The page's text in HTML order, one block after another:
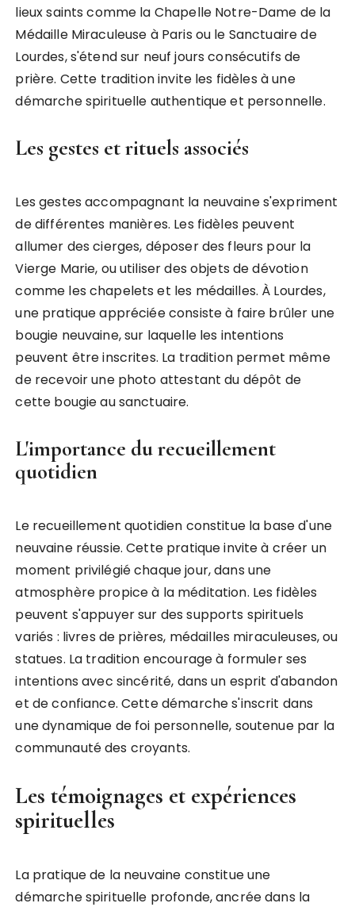
lieux saints comme la Chapelle Notre-Dame de la
Médaille Miraculeuse à Paris ou le Sanctuaire de
Lourdes, s'étend sur neuf jours consécutifs de
prière. Cette tradition invite les fidèles à une
démarche spirituelle authentique et personnelle.
Les gestes et rituels associés
Les gestes accompagnant la neuvaine s'expriment
de différentes manières. Les fidèles peuvent
allumer des cierges, déposer des fleurs pour la
Vierge Marie, ou utiliser des objets de dévotion
comme les chapelets et les médailles. À Lourdes,
une pratique appréciée consiste à faire brûler une
bougie neuvaine, sur laquelle les intentions
peuvent être inscrites. La tradition permet même
de recevoir une photo attestant du dépôt de
cette bougie au sanctuaire.
L'importance du recueillement
quotidien
Le recueillement quotidien constitue la base d'une
neuvaine réussie. Cette pratique invite à créer un
moment privilégié chaque jour, dans une
atmosphère propice à la méditation. Les fidèles
peuvent s'appuyer sur des supports spirituels
variés : livres de prières, médailles miraculeuses, ou
statues. La tradition encourage à formuler ses
intentions avec sincérité, dans un esprit d'abandon
et de confiance. Cette démarche s'inscrit dans
une dynamique de foi personnelle, soutenue par la
communauté des croyants.
Les témoignages et expériences
spirituelles
La pratique de la neuvaine constitue une
démarche spirituelle profonde, ancrée dans la